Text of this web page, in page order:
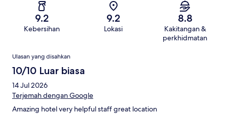
9.2
Kebersihan
9.2
Lokasi
8.8
Kakitangan &
perkhidmatan
Ulasan
Ulasan yang disahkan
10/10 Luar biasa
14 Jul 2026
Terjemah dengan Google
Amazing hotel very helpful staff great location